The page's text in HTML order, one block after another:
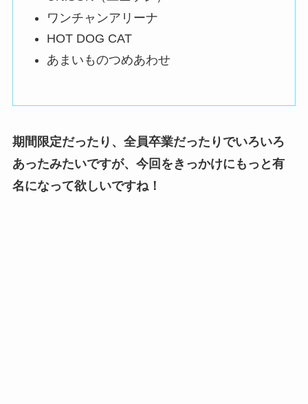
ワンチャンアリーナ
HOT DOG CAT
あまいものつめあわせ
期間限定だったり、全員卒業だったりでいろいろ
あったみたいですが、 今回をきっかけにもっと有
名になって欲しいですね！